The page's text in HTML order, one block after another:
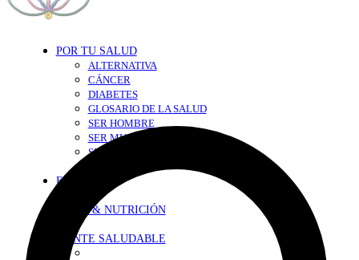
POR TU SALUD
ALTERNATIVA
CÁNCER
DIABETES
GLOSARIO DE LA SALUD
SER HOMBRE
SER MUJER
SEXY-SALUD
EN FORMA
DIETA & NUTRICIÓN
MENTE SALUDABLE